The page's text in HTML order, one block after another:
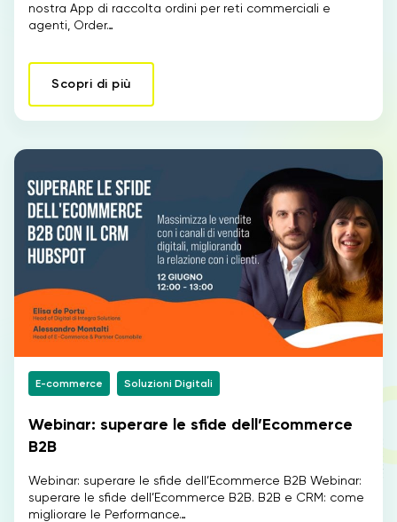
nostra App di raccolta ordini per reti commerciali e
agenti, Order…
Scopri di più
E-commerce Soluzioni Digitali
Webinar: superare le sfide dell’Ecommerce
B2B
Webinar: superare le sfide dell’Ecommerce B2B Webinar:
superare le sfide dell’Ecommerce B2B. B2B e CRM: come
migliorare le Performance…